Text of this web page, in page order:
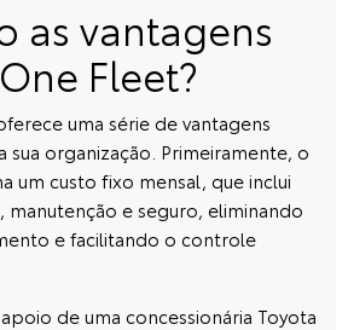
as vantagens
Fleet?
uma série de vantagens
sua organização. Primeiramente, o
um custo fixo mensal, que inclui
manutenção e seguro, eliminando
e facilitando o controle
de uma concessionária Toyota